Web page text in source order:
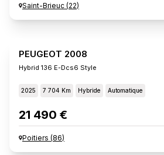
Saint-Brieuc (22)
PEUGEOT 2008
Hybrid 136 E-Dcs6 Style
2025 7 704 Km Hybride Automatique
21 490 €
Poitiers (86)